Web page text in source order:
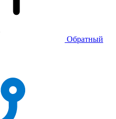
Обратный